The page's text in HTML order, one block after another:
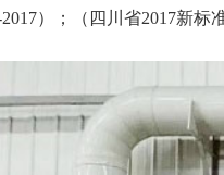
）；（四川省2017新标